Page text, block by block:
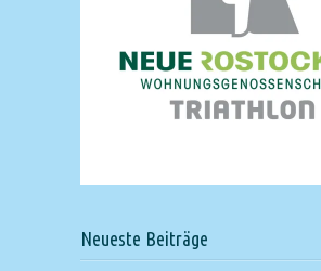
Neueste Beiträge